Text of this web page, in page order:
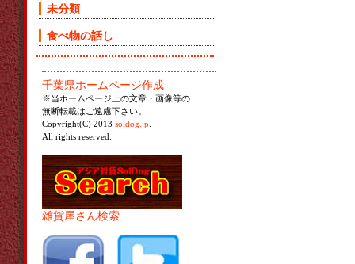
未分類
食べ物の話し
千葉県ホームページ作成
※当ホームページ上の文章・画像等の
無断転載はご遠慮下さい。
Copyright(C) 2013 soidog.jp.
All rights reserved.
雑貨屋さん検索